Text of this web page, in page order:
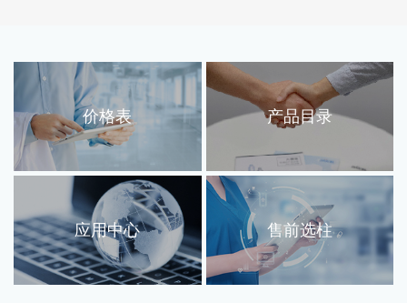
价格表 产品目录
应用中心 售前选柱